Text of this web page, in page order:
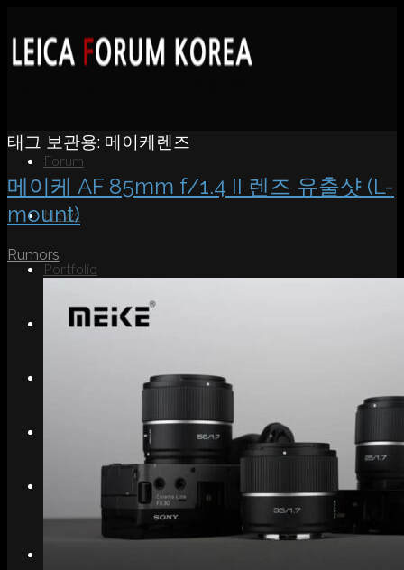
Forum
News
Portfolio
About
태그 보관용: 메이케렌즈
메이케 AF 85mm f/1.4 II 렌즈 유출샷 (L-
mount)
Rumors